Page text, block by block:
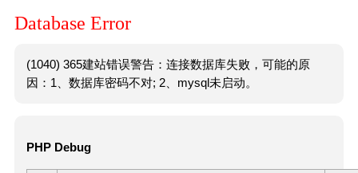
Database Error
(1040) 365建站错误警告：连接数据库失败，可能的原
因：1、数据库密码不对; 2、mysql未启动。
PHP Debug